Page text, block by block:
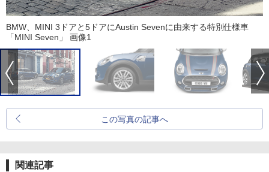
BMW、MINI 3ドアと5ドアにAustin Sevenに由来する特別仕様車
「MINI Seven」 画像1
この写真の記事へ
関連記事